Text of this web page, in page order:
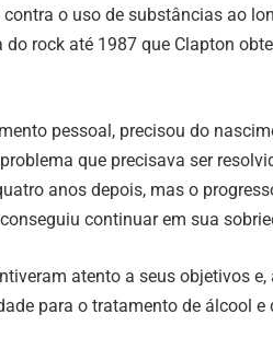
o uso de substâncias ao
rock até 1987 que Clapton
pessoal, precisou do
que precisava ser
anos depois, mas o
continuar em sua
atento a seus objetivos e,
para o tratamento de álcool e